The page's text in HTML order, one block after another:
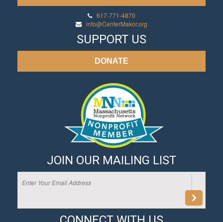
617-771-4870
info@CenterMakor.org
SUPPORT US
DONATE
JOIN OUR MAILING LIST